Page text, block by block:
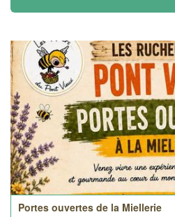
Portes ouvertes de la Miellerie